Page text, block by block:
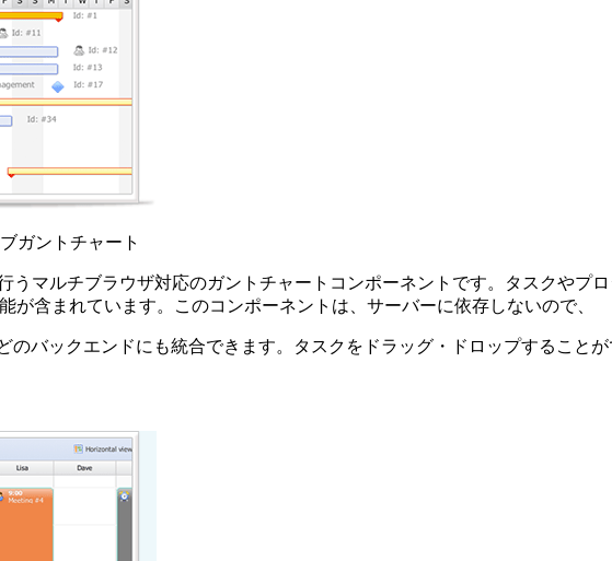
ガントチャート
行うマルチブラウザ対応のガントチャートコンポーネントです。タスクや
が含まれています。このコンポーネントは、サーバーに依存しないので、
のバックエンドにも統合できます。タスクをドラッグ・ドロップすること